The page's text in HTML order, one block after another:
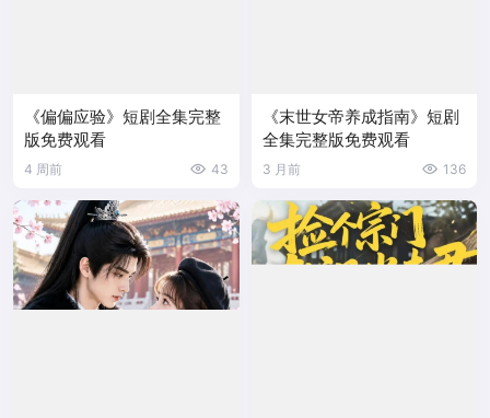
《偏偏应验》短剧全集完整
版免费观看
4 周前 43
《末世女帝养成指南》短剧
全集完整版免费观看
3 月前 136